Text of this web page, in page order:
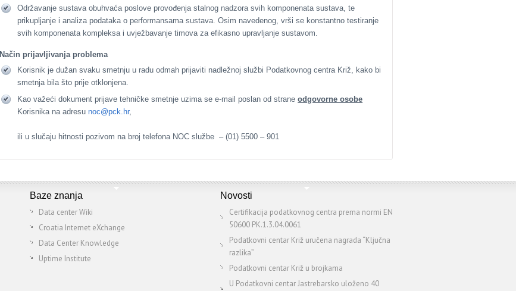
Održavanje sustava obuhvaća poslove provođenja stalnog nadzora svih komponenata sustava, te
prikupljanje i analiza podataka o performansama sustava. Osim navedenog, vrši se konstantno testiranje
svih komponenata kompleksa i uvježbavanje timova za efikasno upravljanje sustavom.
Način prijavljivanja problema
Korisnik je dužan svaku smetnju u radu odmah prijaviti nadležnoj službi Podatkovnog centra Križ, kako bi
smetnja bila što prije otklonjena.
Kao važeći dokument prijave tehničke smetnje uzima se e-mail poslan od straneodgovorne osobe
Korisnika na adresunoc@pck.hr,
ili u slučaju hitnosti pozivom na broj telefona NOC službe – (01) 5500 – 901
Baze znanja
Data center Wiki
Croatia Internet eXchange
Data Center Knowledge
Uptime Institute
Novosti
Certifikacija podatkovnog centra prema normi EN
50600 PK.1.3.04.0061
Podatkovni centar Križ uručena nagrada “Ključna
razlika”
Podatkovni centar Križ u brojkama
U Podatkovni centar Jastrebarsko uloženo 40